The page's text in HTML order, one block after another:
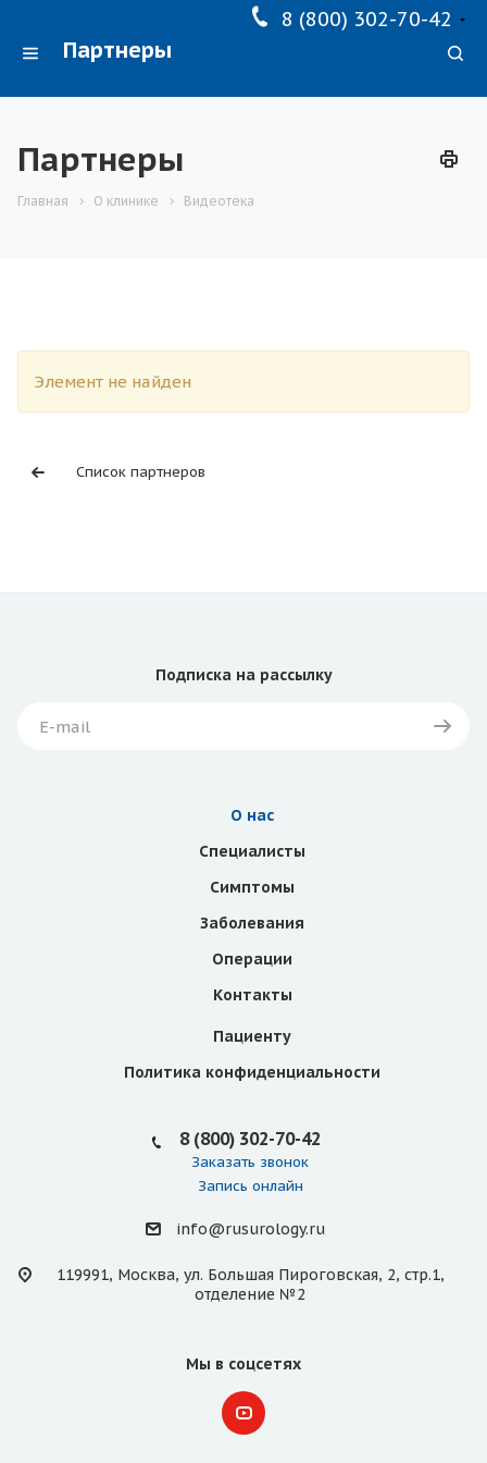
8 (800) 302-70-42
Партнеры
Партнеры
Главная О клинике Видеотека
Элемент не найден
Список партнеров
Подписка на рассылку
О нас
Специалисты
Симптомы
Заболевания
Операции
Контакты
Пациенту
Политика конфиденциальности
8 (800) 302-70-42
Заказать звонок
Запись онлайн
info@rusurology.ru
119991, Москва, ул. Большая Пироговская, 2, стр.1,
отделение №2
Мы в соцсетях